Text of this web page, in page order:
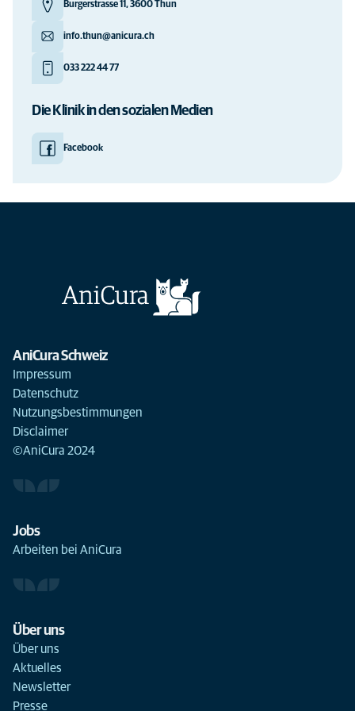
Burgerstrasse 11, 3600 Thun
info.thun@anicura.ch
033 222 44 77
Die Klinik in den sozialen Medien
Facebook
AniCura Schweiz
Impressum
Datenschutz
Nutzungsbestimmungen
Disclaimer
©AniCura 2024
Jobs
Arbeiten bei AniCura
Über uns
Über uns
Aktuelles
Newsletter
Presse